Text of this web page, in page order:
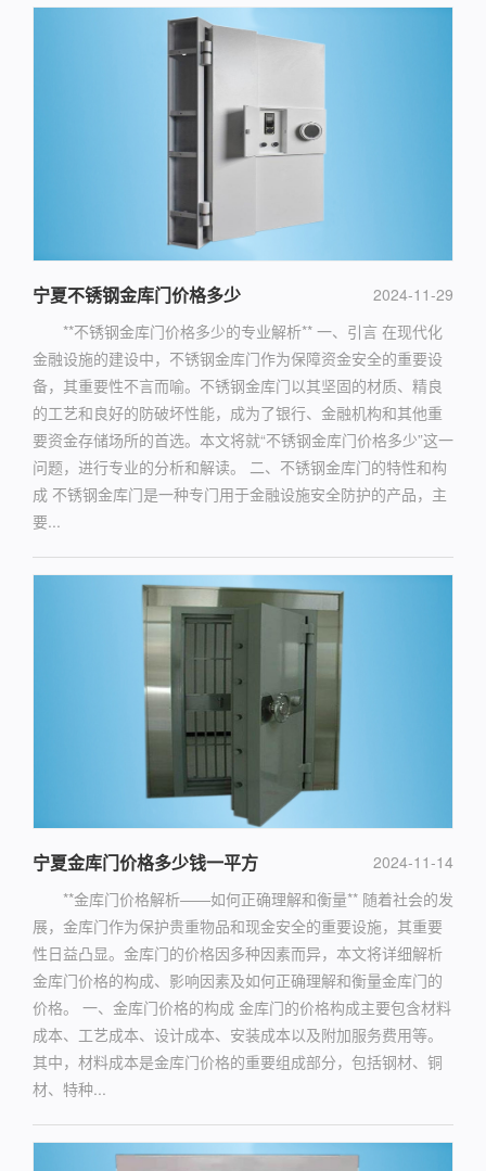
2024-11-29
宁夏不锈钢金库门价格多少
**不锈钢金库门价格多少的专业解析** 一、引言 在现代化
金融设施的建设中，不锈钢金库门作为保障资金安全的重要设
备，其重要性不言而喻。不锈钢金库门以其坚固的材质、精良
的工艺和良好的防破坏性能，成为了银行、金融机构和其他重
要资金存储场所的首选。本文将就“不锈钢金库门价格多少”这一
问题，进行专业的分析和解读。 二、不锈钢金库门的特性和构
成 不锈钢金库门是一种专门用于金融设施安全防护的产品，主
要...
2024-11-14
宁夏金库门价格多少钱一平方
**金库门价格解析——如何正确理解和衡量** 随着社会的发
展，金库门作为保护贵重物品和现金安全的重要设施，其重要
性日益凸显。金库门的价格因多种因素而异，本文将详细解析
金库门价格的构成、影响因素及如何正确理解和衡量金库门的
价格。 一、金库门价格的构成 金库门的价格构成主要包含材料
成本、工艺成本、设计成本、安装成本以及附加服务费用等。
其中，材料成本是金库门价格的重要组成部分，包括钢材、铜
材、特种...